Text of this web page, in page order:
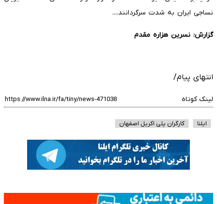
نساجی ایران به شدت سرگردانند....
گزارش: نسرین هزاره مقدم
انتهای پیام/
لینک کوتاه
ایلنا کارگران پلی اکریل اصفهان